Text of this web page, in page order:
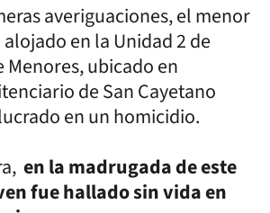
averiguaciones, el menor
en la Unidad 2 de
ubicado en
de San Cayetano
en un homicidio.
en la madrugada de este
fue hallado sin vida en